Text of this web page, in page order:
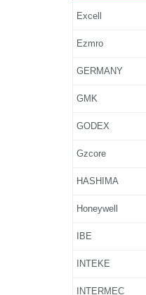
Excell
Ezmro
GERMANY
GMK
GODEX
Gzcore
HASHIMA
Honeywell
IBE
INTEKE
INTERMEC